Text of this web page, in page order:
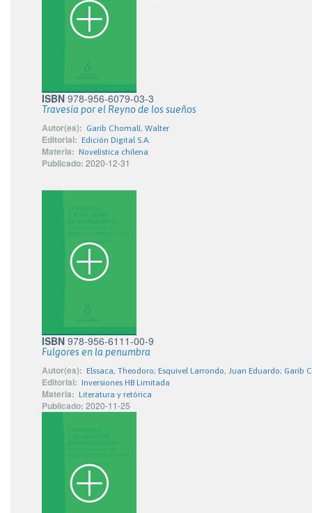
ISBN 978-956-6079-03-3
Travesía por el Reyno de los sueños
Autor(es): Garib Chomalí, Walter
Editorial: Edición Digital S.A.
Materia: Novelística chilena
Publicado: 2020-12-31
ISBN 978-956-6111-00-9
Fulgores en la penumbra
Autor(es): Elssaca, Theodoro; Esquivel Larrondo, Juan Eduardo; Garib
Editorial: Inversiones HB Limitada
Materia: Literatura y retórica
Publicado: 2020-11-25